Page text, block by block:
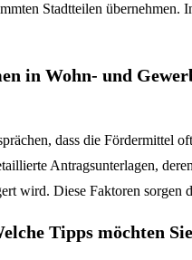
Stadtteilen übernehmen.
in Wohn- und
dass die Fördermittel
Antragsunterlagen,
wird. Diese Faktoren sorgen
Tipps möchten